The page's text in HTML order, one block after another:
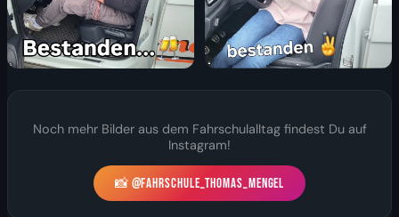
Noch mehr Bilder aus dem Fahrschulalltag findest Du auf
Instagram!
📸 @FAHRSCHULE_THOMAS_MENGEL